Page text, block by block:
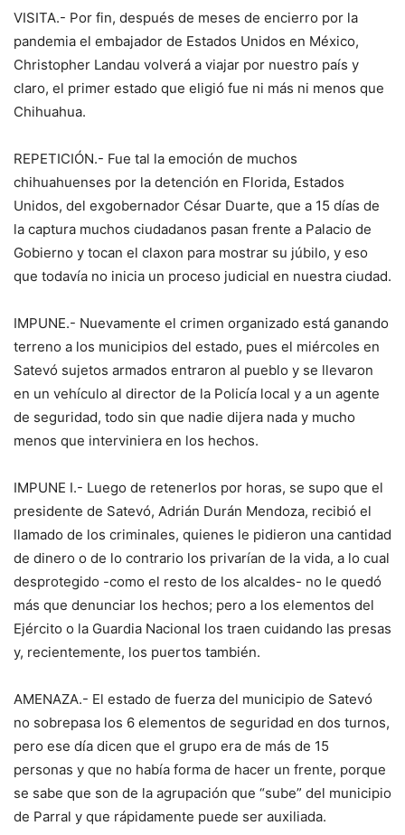
VISITA.- Por fin, después de meses de encierro por la
pandemia el embajador de Estados Unidos en México,
Christopher Landau volverá a viajar por nuestro país y
claro, el primer estado que eligió fue ni más ni menos que
Chihuahua.
REPETICIÓN.- Fue tal la emoción de muchos
chihuahuenses por la detención en Florida, Estados
Unidos, del exgobernador César Duarte, que a 15 días de
la captura muchos ciudadanos pasan frente a Palacio de
Gobierno y tocan el claxon para mostrar su júbilo, y eso
que todavía no inicia un proceso judicial en nuestra ciudad.
IMPUNE.- Nuevamente el crimen organizado está ganando
terreno a los municipios del estado, pues el miércoles en
Satevó sujetos armados entraron al pueblo y se llevaron
en un vehículo al director de la Policía local y a un agente
de seguridad, todo sin que nadie dijera nada y mucho
menos que interviniera en los hechos.
IMPUNE I.- Luego de retenerlos por horas, se supo que el
presidente de Satevó, Adrián Durán Mendoza, recibió el
llamado de los criminales, quienes le pidieron una cantidad
de dinero o de lo contrario los privarían de la vida, a lo cual
desprotegido -como el resto de los alcaldes- no le quedó
más que denunciar los hechos; pero a los elementos del
Ejército o la Guardia Nacional los traen cuidando las presas
y, recientemente, los puertos también.
AMENAZA.- El estado de fuerza del municipio de Satevó
no sobrepasa los 6 elementos de seguridad en dos turnos,
pero ese día dicen que el grupo era de más de 15
personas y que no había forma de hacer un frente, porque
se sabe que son de la agrupación que “sube” del municipio
de Parral y que rápidamente puede ser auxiliada.